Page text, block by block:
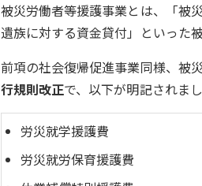
被災労働者等援護事業とは、「被
遺族に対する資金貸付」といった
前項の社会復帰促進事業同様、被
行規則改正で、以下が明記されまし
労災就学援護費
労災就労保育援護費